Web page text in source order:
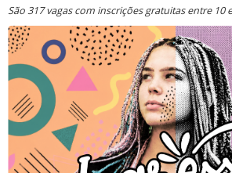
São 317 vagas com inscrições gratuitas entre 10